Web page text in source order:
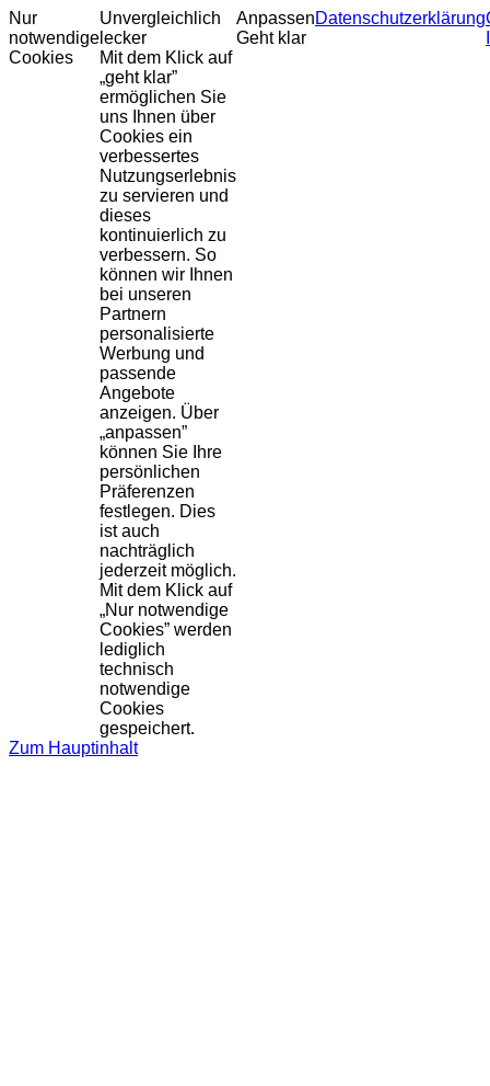
Nur
notwendige
Cookies
Unvergleichlich
lecker
Mit dem Klick auf
„geht klar”
ermöglichen Sie
uns Ihnen über
Cookies ein
verbessertes
Nutzungserlebnis
zu servieren und
dieses
kontinuierlich zu
verbessern. So
können wir Ihnen
bei unseren
Partnern
personalisierte
Werbung und
passende
Angebote
anzeigen. Über
„anpassen”
können Sie Ihre
persönlichen
Präferenzen
festlegen. Dies
ist auch
nachträglich
jederzeit möglich.
Mit dem Klick auf
„Nur notwendige
Cookies” werden
lediglich
technisch
notwendige
Cookies
gespeichert.
Anpassen
Geht klar
Datenschutzerklärung
Zum Hauptinhalt